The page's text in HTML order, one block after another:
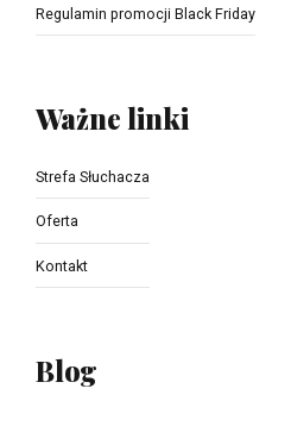
Regulamin promocji Black Friday
Ważne linki
Strefa Słuchacza
Oferta
Kontakt
Blog